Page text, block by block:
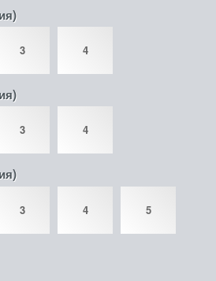
3 4
3 4
3 4 5